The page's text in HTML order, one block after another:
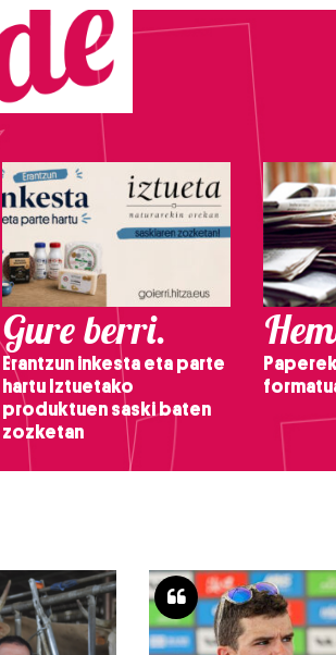
Gure berri.
Erantzun inkesta eta parte
hartu Iztuetako
produktuen saski baten
zozketan